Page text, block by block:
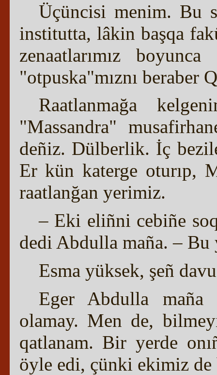
Üçüncisi menim. Bu
institutta, lâkin başqa
zenaatlarımız
"otpuska"mıznı beraber
Raatlanmağa
"Massandra"
deñiz. Dülberlik. İç
Er kün katerge oturıp,
raatlanğan yerimiz.
– Eki eliñni cebiñe
dedi Abdulla maña. – Bu
Esma yüksek, şeñ
Eger Abdulla maña
olamay. Men de,
qatlanam. Bir yerde
öyle edi, çünki ekimiz